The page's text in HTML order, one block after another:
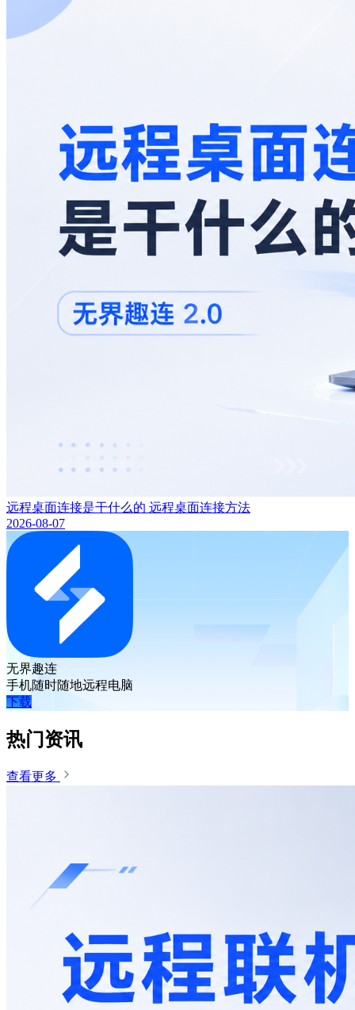
远程桌面连接是干什么的 远程桌面连接方法
2026-08-07
无界趣连
手机随时随地远程电脑
下载
热门资讯
查看更多